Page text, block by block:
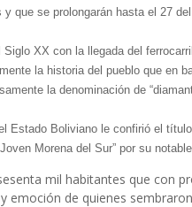
que se prolongarán hasta el 27
XX con la llegada del
la historia del pueblo que en
la denominación de
Estado Boliviano le confirió el
Morena del Sur” por su
mil habitantes que con
emoción de quienes